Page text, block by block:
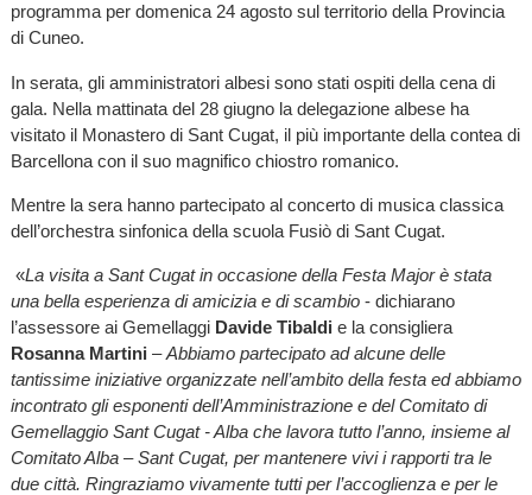
programma per domenica 24 agosto sul territorio della Provincia
di Cuneo.
In serata, gli amministratori albesi sono stati ospiti della cena di
gala. Nella mattinata del 28 giugno la delegazione albese ha
visitato il Monastero di Sant Cugat, il più importante della contea di
Barcellona con il suo magnifico chiostro romanico.
Mentre la sera hanno partecipato al concerto di musica classica
dell’orchestra sinfonica della scuola Fusiò di Sant Cugat.
«La visita a Sant Cugat in occasione della Festa Major è stata
una bella esperienza di amicizia e di scambio- dichiarano
l’assessore ai Gemellaggi Davide Tibaldi e la consigliera
Rosanna Martini –Abbiamo partecipato ad alcune delle
tantissime iniziative organizzate nell’ambito della festa ed abbiamo
incontrato gli esponenti dell’Amministrazione e del Comitato di
Gemellaggio Sant Cugat - Alba che lavora tutto l’anno, insieme al
Comitato Alba – Sant Cugat, per mantenere vivi i rapporti tra le
due città. Ringraziamo vivamente tutti per l’accoglienza e per le